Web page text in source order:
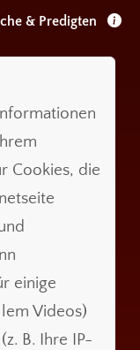
& Predigten
Cookies, die
einige
Videos)
B. Ihre IP-